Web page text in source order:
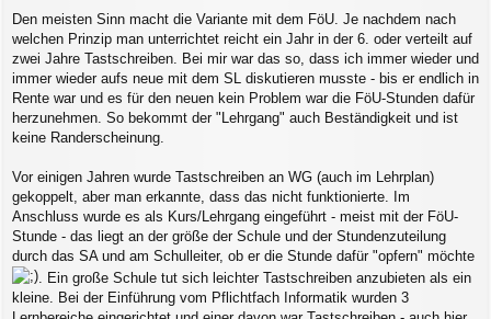
Den meisten Sinn macht die Variante mit dem FöU. Je nachdem nach
welchen Prinzip man unterrichtet reicht ein Jahr in der 6. oder verteilt auf
zwei Jahre Tastschreiben. Bei mir war das so, dass ich immer wieder und
immer wieder aufs neue mit dem SL diskutieren musste - bis er endlich in
Rente war und es für den neuen kein Problem war die FöU-Stunden dafür
herzunehmen. So bekommt der "Lehrgang" auch Beständigkeit und ist
keine Randerscheinung.
Vor einigen Jahren wurde Tastschreiben an WG (auch im Lehrplan)
gekoppelt, aber man erkannte, dass das nicht funktionierte. Im
Anschluss wurde es als Kurs/Lehrgang eingeführt - meist mit der FöU-
Stunde - das liegt an der größe der Schule und der Stundenzuteilung
durch das SA und am Schulleiter, ob er die Stunde dafür "opfern" möchte
. Ein große Schule tut sich leichter Tastschreiben anzubieten als ein
kleine. Bei der Einführung vom Pflichtfach Informatik wurden 3